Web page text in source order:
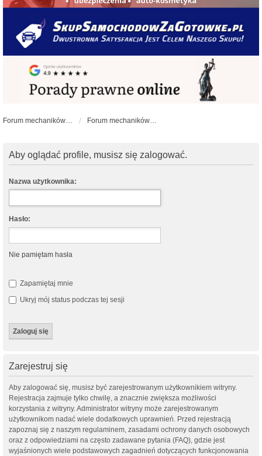
Forum mechaników samochodowych - forum-mechaniczne.pl Forum mechaników samochodowych
Aby oglądać profile, musisz się zalogować.
Nazwa użytkownika:
Hasło:
Nie pamiętam hasła
Zapamiętaj mnie
Ukryj mój status podczas tej sesji
Zarejestruj się
Aby zalogować się, musisz być zarejestrowanym użytkownikiem witryny.
Rejestracja zajmuje tylko chwilę, a znacznie zwiększa możliwości
korzystania z witryny. Administrator witryny może zarejestrowanym
użytkownikom nadać wiele dodatkowych uprawnień. Przed rejestracją
zapoznaj się z naszym regulaminem, zasadami ochrony danych osobowych
oraz z odpowiedziami na często zadawane pytania (FAQ), gdzie jest
wyjaśnionych wiele podstawowych zagadnień dotyczących funkcjonowania